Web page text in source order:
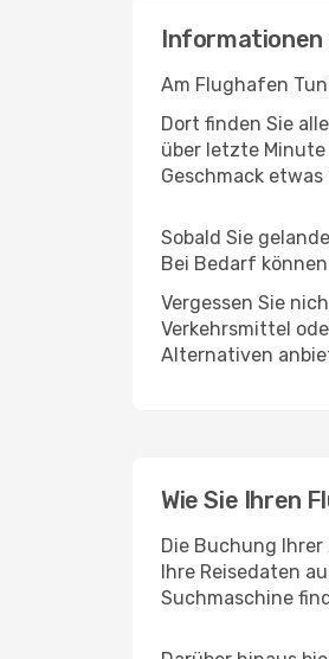
Informationen
Am Flughafen
Dort finden Sie
über letzte
Geschmack etwas
Sobald Sie
Bei Bedarf
Vergessen Sie
Verkehrsmittel
Alternativen
Wie Sie Ihren
Die Buchung
Ihre Reisedaten
Suchmaschine